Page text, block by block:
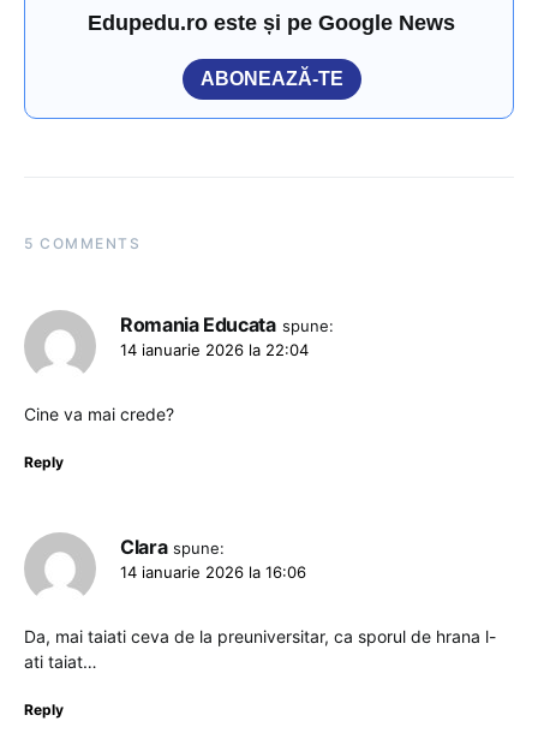
Edupedu.ro este și pe Google News
ABONEAZĂ-TE
5 COMMENTS
Romania Educata spune:
14 ianuarie 2026 la 22:04
Cine va mai crede?
Reply
Clara spune:
14 ianuarie 2026 la 16:06
Da, mai taiati ceva de la preuniversitar, ca sporul de hrana l-
ati taiat…
Reply